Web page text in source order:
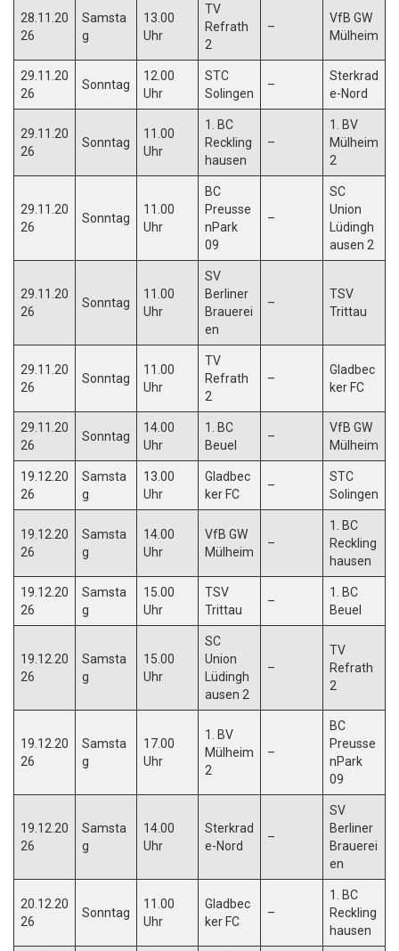
28.11.20
26
Samsta
g
13.00
Uhr
TV
Refrath
2
–
VfB GW
Mülheim
29.11.20
26
Sonntag
12.00
Uhr
STC
Solingen
–
Sterkrad
e-Nord
29.11.20
26
Sonntag
11.00
Uhr
1. BC
Reckling
hausen
–
1. BV
Mülheim
2
29.11.20
26
Sonntag
11.00
Uhr
BC
Preusse
nPark
09
–
SC
Union
Lüdingh
ausen 2
29.11.20
26
Sonntag
11.00
Uhr
SV
Berliner
Brauerei
en
–
TSV
Trittau
29.11.20
26
Sonntag
11.00
Uhr
TV
Refrath
2
–
Gladbec
ker FC
29.11.20
26
Sonntag
14.00
Uhr
1. BC
Beuel
–
VfB GW
Mülheim
19.12.20
26
Samsta
g
13.00
Uhr
Gladbec
ker FC
–
STC
Solingen
19.12.20
26
Samsta
g
14.00
Uhr
VfB GW
Mülheim
–
1. BC
Reckling
hausen
19.12.20
26
Samsta
g
15.00
Uhr
TSV
Trittau
–
1. BC
Beuel
19.12.20
26
Samsta
g
15.00
Uhr
SC
Union
Lüdingh
ausen 2
–
TV
Refrath
2
19.12.20
26
Samsta
g
17.00
Uhr
1. BV
Mülheim
2
–
BC
Preusse
nPark
09
19.12.20
26
Samsta
g
14.00
Uhr
Sterkrad
e-Nord
–
SV
Berliner
Brauerei
en
20.12.20
26
Sonntag
11.00
Uhr
Gladbec
ker FC
–
1. BC
Reckling
hausen